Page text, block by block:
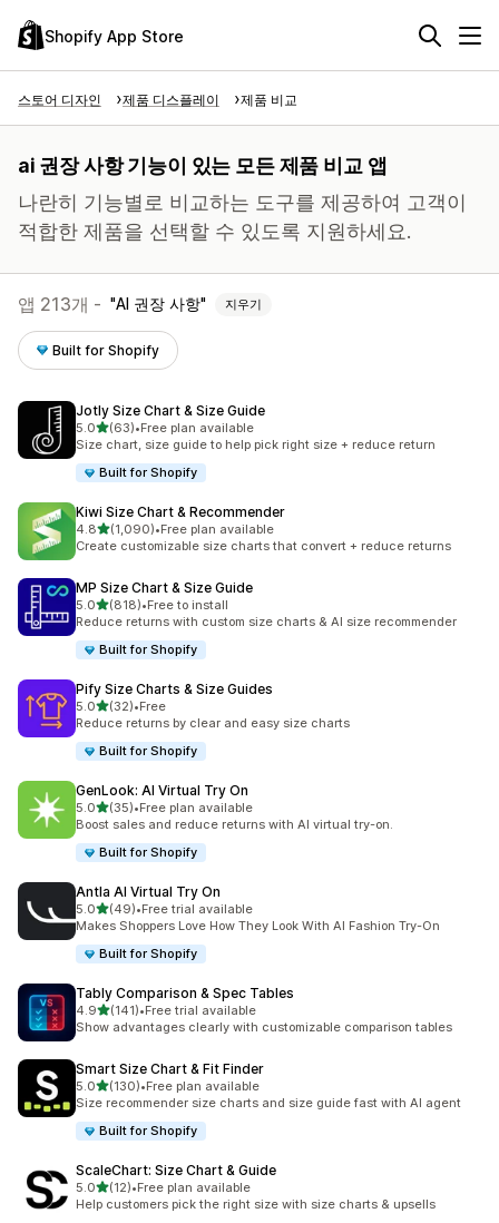
Shopify App Store
스토어 디자인 제품 디스플레이 제품 비교
ai 권장 사항 기능이 있는 모든 제품 비교 앱
나란히 기능별로 비교하는 도구를 제공하여 고객이
적합한 제품을 선택할 수 있도록 지원하세요.
앱 213개 - AI 권장 사항 지우기
Built for Shopify
Jotly Size Chart & Size Guide
5.0별 5개 중
(63)
총 리뷰 63개
•Free plan available
Size chart, size guide to help pick right size + reduce return
Built for Shopify
Kiwi Size Chart & Recommender
4.8별 5개 중
(1,090)
총 리뷰 1090개
•Free plan available
Create customizable size charts that convert + reduce returns
MP Size Chart & Size Guide
5.0별 5개 중
(818)
총 리뷰 818개
•Free to install
Reduce returns with custom size charts & AI size recommender
Built for Shopify
Pify Size Charts & Size Guides
5.0별 5개 중
(32)
총 리뷰 32개
•Free
Reduce returns by clear and easy size charts
Built for Shopify
GenLook: AI Virtual Try On
5.0별 5개 중
(35)
총 리뷰 35개
•Free plan available
Boost sales and reduce returns with AI virtual try-on.
Built for Shopify
Antla AI Virtual Try On
5.0별 5개 중
(49)
총 리뷰 49개
•Free trial available
Makes Shoppers Love How They Look With AI Fashion Try-On
Built for Shopify
Tably Comparison & Spec Tables
4.9별 5개 중
(141)
총 리뷰 141개
•Free trial available
Show advantages clearly with customizable comparison tables
Smart Size Chart & Fit Finder
5.0별 5개 중
(130)
총 리뷰 130개
•Free plan available
Size recommender size charts and size guide fast with AI agent
Built for Shopify
ScaleChart: Size Chart & Guide
5.0별 5개 중
(12)
총 리뷰 12개
•Free plan available
Help customers pick the right size with size charts & upsells